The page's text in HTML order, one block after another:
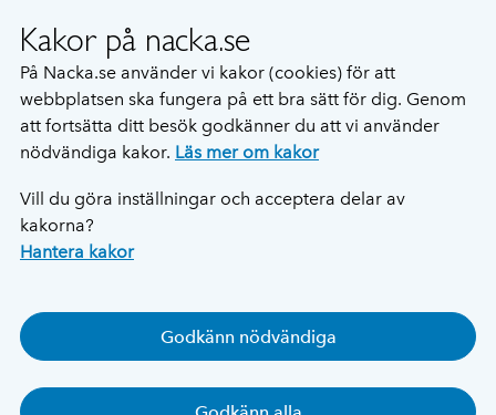
Kakor på nacka.se
På Nacka.se använder vi kakor (cookies) för att
webbplatsen ska fungera på ett bra sätt för dig. Genom
att fortsätta ditt besök godkänner du att vi använder
nödvändiga kakor. Läs mer om kakor
Vill du göra inställningar och acceptera delar av
kakorna?
Hantera kakor
Godkänn nödvändiga